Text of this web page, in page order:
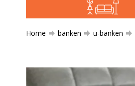
Home banken u-banken